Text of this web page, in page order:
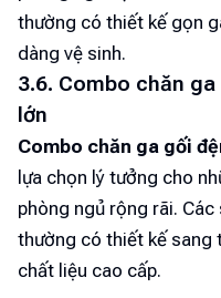
thường có thiết kế gọn
dàng vệ sinh.
3.6. Combo chăn
lớn
Combo chăn ga gối
lựa chọn lý tưởng cho
phòng ngủ rộng rãi.
thường có thiết kế sang
chất liệu cao cấp.